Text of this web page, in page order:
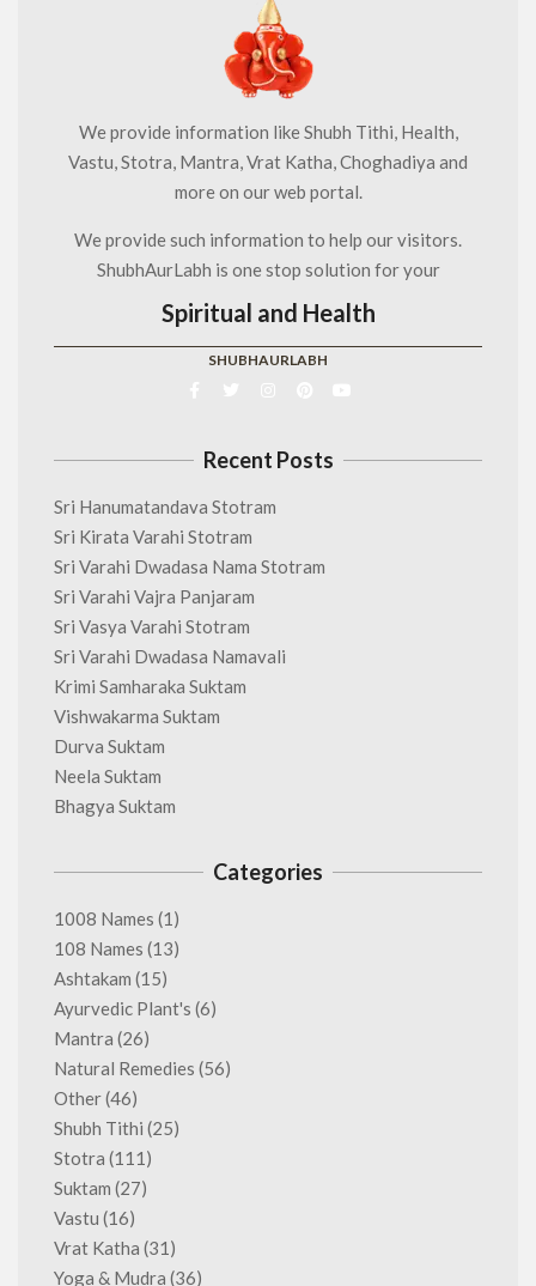
We provide information like Shubh Tithi, Health,
Vastu, Stotra, Mantra, Vrat Katha, Choghadiya and
more on our web portal.
We provide such information to help our visitors.
ShubhAurLabh is one stop solution for your
Spiritual and Health
SHUBHAURLABH
Recent Posts
Sri Hanumatandava Stotram
Sri Kirata Varahi Stotram
Sri Varahi Dwadasa Nama Stotram
Sri Varahi Vajra Panjaram
Sri Vasya Varahi Stotram
Sri Varahi Dwadasa Namavali
Krimi Samharaka Suktam
Vishwakarma Suktam
Durva Suktam
Neela Suktam
Bhagya Suktam
Categories
1008 Names (1)
108 Names (13)
Ashtakam (15)
Ayurvedic Plant's (6)
Mantra (26)
Natural Remedies (56)
Other(46)
Shubh Tithi (25)
Stotra (111)
Suktam (27)
Vastu (16)
Vrat Katha (31)
Yoga & Mudra (36)